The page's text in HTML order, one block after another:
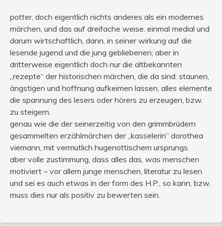
potter, doch eigentlich nichts anderes als ein modernes
märchen, und das auf dreifache weise. einmal medial und
darum wirtschaftlich, dann, in seiner wirkung auf die
lesende jugend und die jung gebliebenen; aber in
dritterweise eigentlich doch nur die altbekannten
„rezepte“ der historischen märchen, die da sind: staunen,
ängstigen und hoffnung aufkeimen lassen, alles elemente
die spannung des lesers oder hörers zu erzeugen, bzw.
zu steigern.
genau wie die der seinerzeitig von den grimmbrüdern
gesammelten erzählmärchen der „kasselerin“ dorothea
viemann, mit vermutlich hugenottischem ursprungs.
aber volle zustimmung, dass alles das, was menschen
motiviert – vor allem junge menschen, literatur zu lesen
und sei es auch etwas in der form des H.P., so kann, bzw.
muss dies nur als positiv zu bewerten sein.